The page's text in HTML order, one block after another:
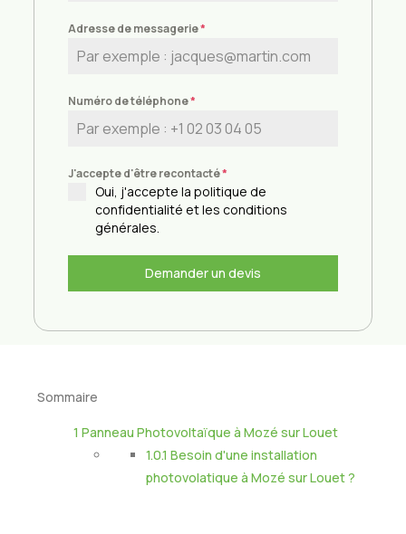
Adresse de messagerie*
Numéro de téléphone*
J'accepte d'être recontacté*
Oui, j'accepte la politique de
confidentialité et les conditions
générales.
Demander un devis
Sommaire
1 Panneau Photovoltaïque à Mozé sur Louet
1.0.1 Besoin d'une installation
photovolatique à Mozé sur Louet ?